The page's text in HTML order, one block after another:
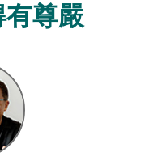
尊嚴